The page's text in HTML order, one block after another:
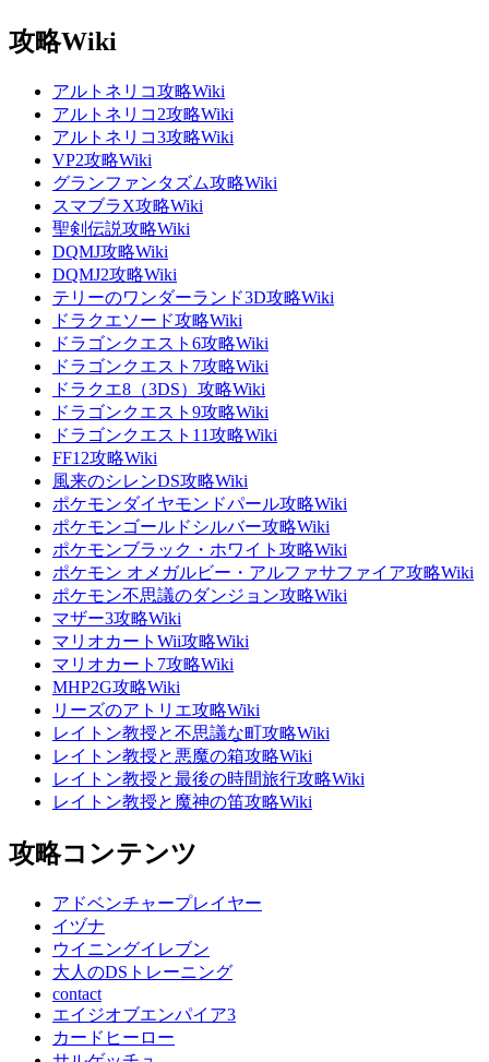
攻略Wiki
アルトネリコ攻略Wiki
アルトネリコ2攻略Wiki
アルトネリコ3攻略Wiki
VP2攻略Wiki
グランファンタズム攻略Wiki
スマブラX攻略Wiki
聖剣伝説攻略Wiki
DQMJ攻略Wiki
DQMJ2攻略Wiki
テリーのワンダーランド3D攻略Wiki
ドラクエソード攻略Wiki
ドラゴンクエスト6攻略Wiki
ドラゴンクエスト7攻略Wiki
ドラクエ8（3DS）攻略Wiki
ドラゴンクエスト9攻略Wiki
ドラゴンクエスト11攻略Wiki
FF12攻略Wiki
風来のシレンDS攻略Wiki
ポケモンダイヤモンドパール攻略Wiki
ポケモンゴールドシルバー攻略Wiki
ポケモンブラック・ホワイト攻略Wiki
ポケモン オメガルビー・アルファサファイア攻略Wiki
ポケモン不思議のダンジョン攻略Wiki
マザー3攻略Wiki
マリオカートWii攻略Wiki
マリオカート7攻略Wiki
MHP2G攻略Wiki
リーズのアトリエ攻略Wiki
レイトン教授と不思議な町攻略Wiki
レイトン教授と悪魔の箱攻略Wiki
レイトン教授と最後の時間旅行攻略Wiki
レイトン教授と魔神の笛攻略Wiki
攻略コンテンツ
アドベンチャープレイヤー
イヅナ
ウイニングイレブン
大人のDSトレーニング
contact
エイジオブエンパイア3
カードヒーロー